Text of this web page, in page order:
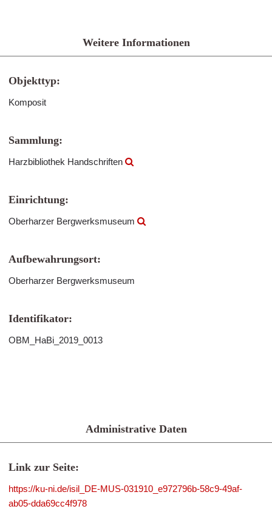
Weitere Informationen
Objekttyp:
Komposit
Sammlung:
Harzbibliothek Handschriften
Einrichtung:
Oberharzer Bergwerksmuseum
Aufbewahrungsort:
Oberharzer Bergwerksmuseum
Identifikator:
OBM_HaBi_2019_0013
Administrative Daten
Link zur Seite:
https://ku-ni.de/isil_DE-MUS-031910_e972796b-58c9-49af-
ab05-dda69cc4f978